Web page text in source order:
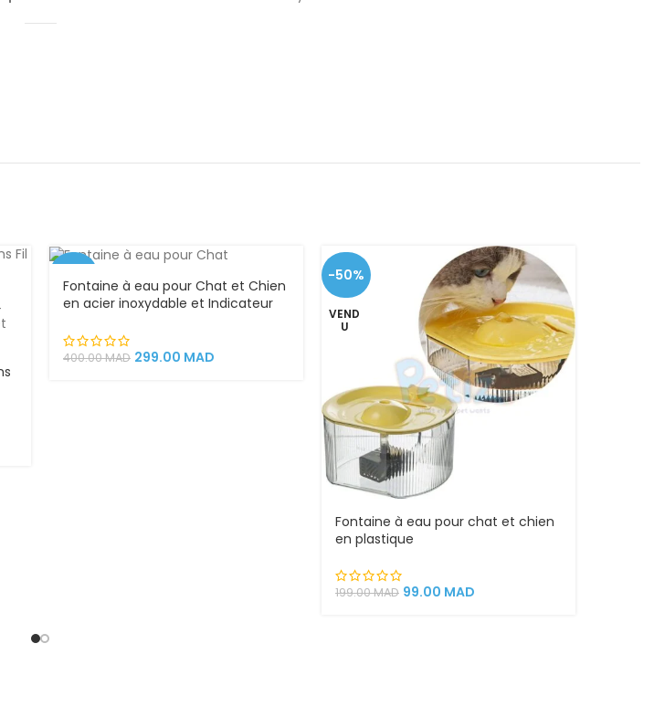
Fontaine à eau pour Chat et Chien
en acier inoxydable et Indicateur
hydratation chat
400.00MAD 299.00 MAD
-50%
VEND
U
Fontaine à eau pour chat et chien
en plastique
199.00MAD 99.00 MAD